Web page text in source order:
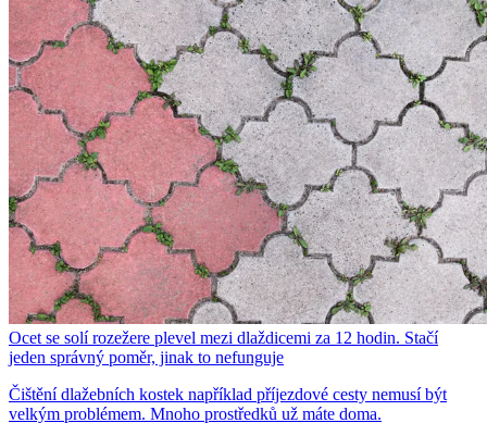
Ocet se solí rozežere plevel mezi dlaždicemi za 12 hodin. Stačí
jeden správný poměr, jinak to nefunguje
Čištění dlažebních kostek například příjezdové cesty nemusí být
velkým problémem. Mnoho prostředků už máte doma.